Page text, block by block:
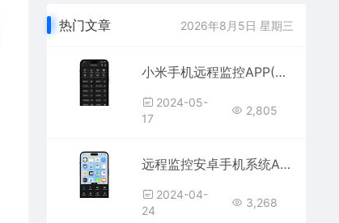
热门文章 2026年8月5日 星期三
小米手机远程监控APP(不被对方发现的远程监控软件)
2024-05-
17
2,805
远程监控安卓手机系统APP(教你学会远程监视安卓手机操作系统)
2024-04-
24
3,268